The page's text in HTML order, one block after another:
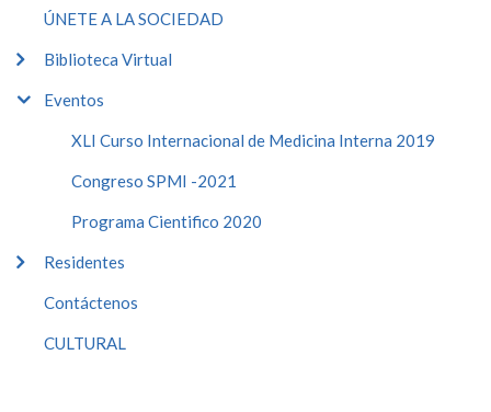
ÚNETE A LA SOCIEDAD
Biblioteca Virtual
Eventos
XLI Curso Internacional de Medicina Interna 2019
Congreso SPMI -2021
Programa Cientifico 2020
Residentes
Contáctenos
CULTURAL